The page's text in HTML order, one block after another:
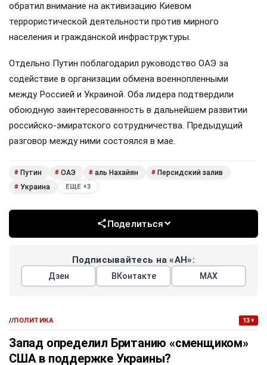
обратил внимание на активизацию Киевом
террористической деятельности против мирного
населения и гражданской инфраструктуры.
Отдельно Путин поблагодарил руководство ОАЭ за
содействие в организации обмена военнопленными
между Россией и Украиной. Оба лидера подтвердили
обоюдную заинтересованность в дальнейшем развитии
российско-эмиратского сотрудничества. Предыдущий
разговор между ними состоялся в мае.
# Путин # ОАЭ # аль Нахайян # Персидский залив
# Украина ЕЩЕ +3
Поделиться
Подписывайтесь на «АН»:
Дзен ВКонтакте МАХ
//ПОЛИТИКА 13+
Запад определил Британию «сменщиком»
США в поддержке Украины?